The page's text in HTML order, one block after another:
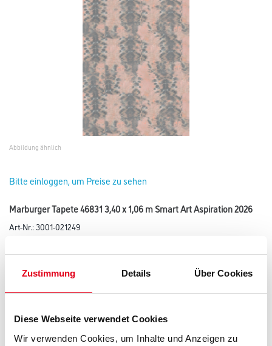
Zustimmung Details Über Cookies
Diese Webseite verwendet Cookies
Wir verwenden Cookies, um Inhalte und Anzeigen zu
Abbildung ähnlich
Bitte einloggen, um Preise zu sehen
Marburger Tapete 46831 3,40 x 1,06 m Smart Art Aspiration 2026
Art-Nr.:3001-021249
Farbtonbezeichnung
Länge in centimeter